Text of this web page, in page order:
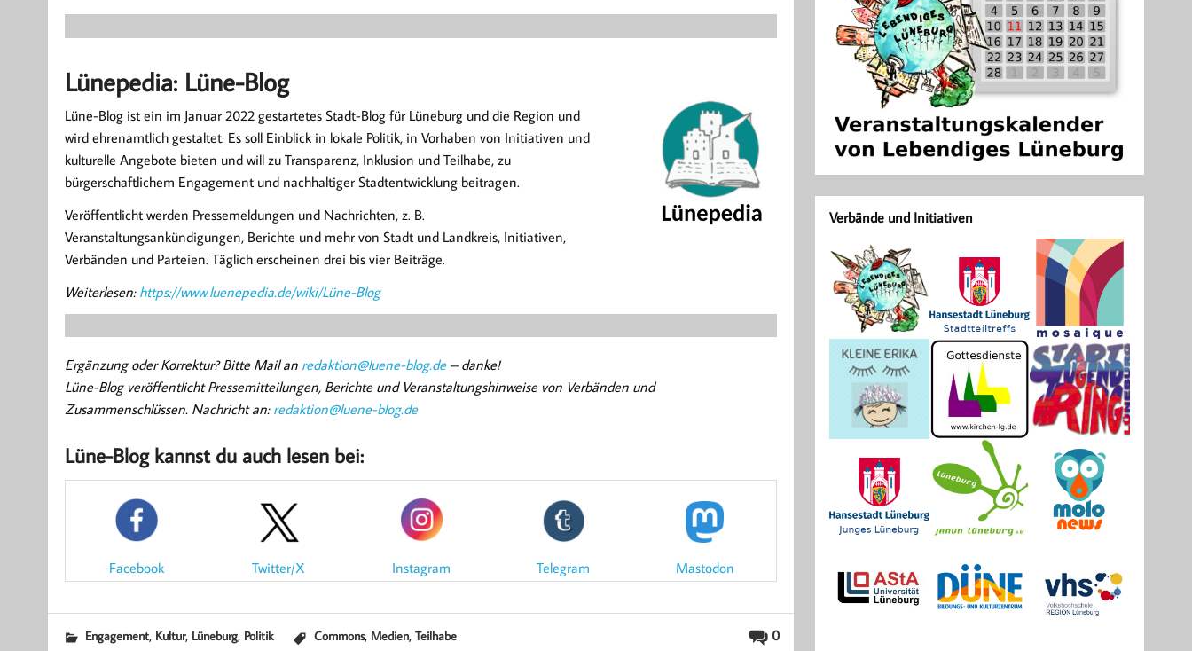
Lünepedia: Lüne-Blog
Lüne-Blog ist ein im Januar 2022 gestartetes Stadt-Blog für Lüneburg und die Region und
wird ehrenamtlich gestaltet. Es soll Einblick in lokale Politik, in Vorhaben von Initiativen und
kulturelle Angebote bieten und will zu Transparenz, Inklusion und Teilhabe, zu
bürgerschaftlichem Engagement und nachhaltiger Stadtentwicklung beitragen.
Veröffentlicht werden Pressemeldungen und Nachrichten, z. B.
Veranstaltungsankündigungen, Berichte und mehr von Stadt und Landkreis, Initiativen,
Verbänden und Parteien. Täglich erscheinen drei bis vier Beiträge.
Weiterlesen: https://www.luenepedia.de/wiki/Lüne-Blog
Ergänzung oder Korrektur? Bitte Mail an redaktion@luene-blog.de– danke!
Lüne-Blog veröffentlicht Pressemitteilungen, Berichte und Veranstaltungshinweise von Verbänden und
Zusammenschlüssen. Nachricht an: redaktion@luene-blog.de
Lüne-Blog kannst du auch lesen bei:
Facebook Twitter/X Instagram Telegram Mastodon
0
Engagement, Kultur, Lüneburg, Politik Commons, Medien, Teilhabe
Verbände und Initiativen